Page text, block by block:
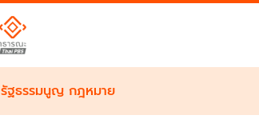
รัฐธรรมนูญ กฎหมาย